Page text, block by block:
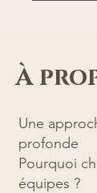
À
Une
profonde
Pourquoi
équipes ?